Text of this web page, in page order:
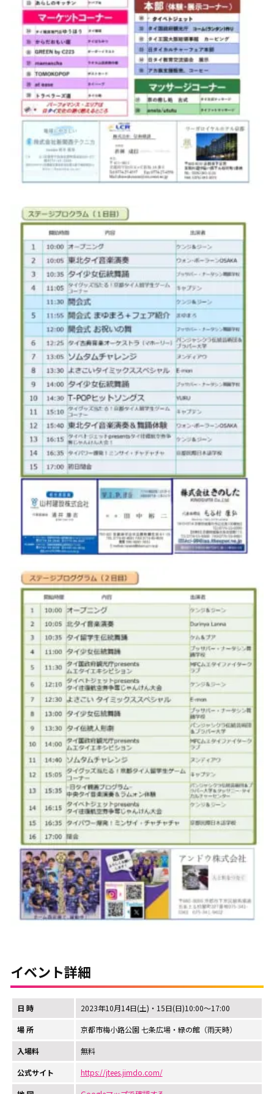
イベント詳細
日 時 2023年10月14日(土)・15日(日)10:00～17:00
場 所 京都市梅小路公園 七条広場・緑の館（雨天時）
入場料 無料
公式サイト https://jtees.jimdo.com/